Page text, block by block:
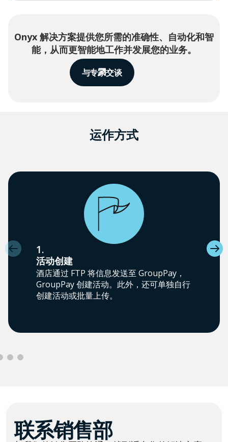
Onyx 解决方案提供您所需的准确性、自动化和智
能，从而更智能地工作并发展您的业务。
与专家交谈
运作方式
1.
活动创建
酒店通过 FTP 将信息发送至 GroupPay，
GroupPay 创建活动。此外，还可单独自行
创建活动或批量上传。
联系销售部